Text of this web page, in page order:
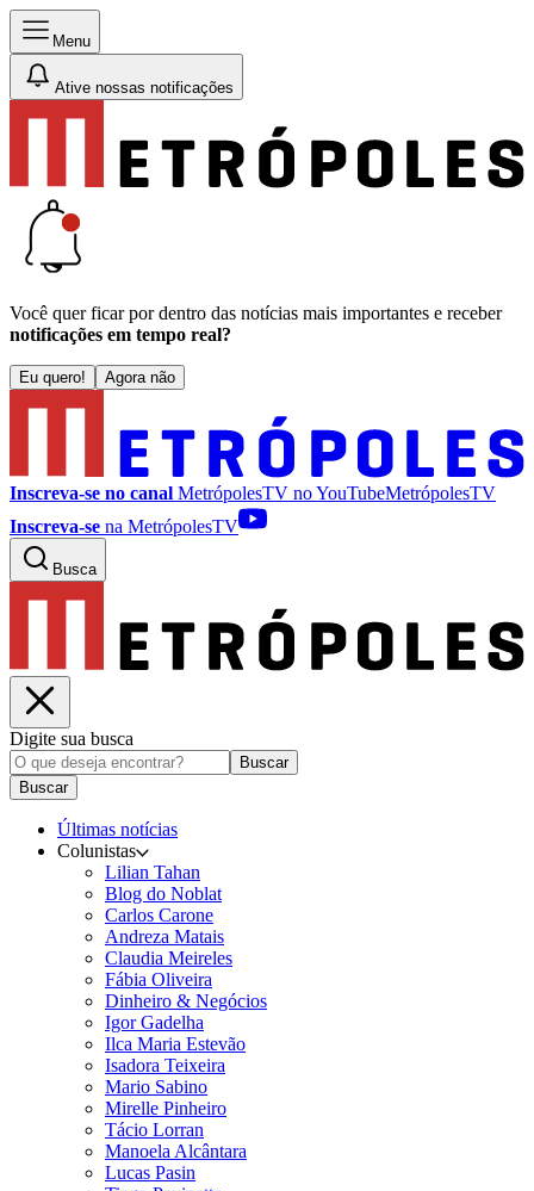
Menu
Ative nossas notificações
Você quer ficar por dentro das notícias mais importantes e receber
notificações em tempo real?
Eu quero! Agora não
Inscreva-se no canal MetrópolesTV noYouTubeMetrópolesTV
Inscreva-se na MetrópolesTV
Busca
Digite sua busca
Buscar
Buscar
Últimas notícias
Colunistas
Lilian Tahan
Blog do Noblat
Carlos Carone
Andreza Matais
Claudia Meireles
Fábia Oliveira
Dinheiro & Negócios
Igor Gadelha
Ilca Maria Estevão
Isadora Teixeira
Mario Sabino
Mirelle Pinheiro
Tácio Lorran
Manoela Alcântara
Lucas Pasin